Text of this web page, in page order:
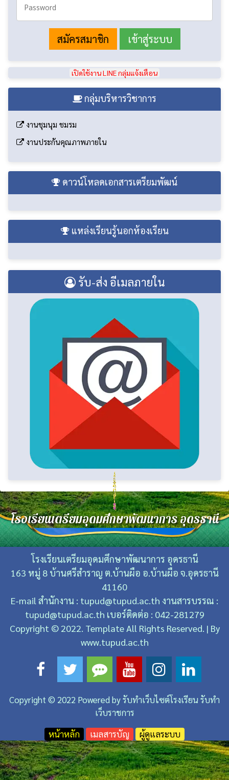
สมัครสมาชิก
เปิดใช้งาน LINE กลุ่มแจ้งเตือน
กลุ่มบริหารวิชาการ
งานชุมนุม ชมรม
งานประกันคุณภาพภายใน
ดาวน์โหลดเอกสารเตรียมพัฒน์
แหล่งเรียนรู้นอกห้องเรียน
รับ-ส่ง อีเมลภายใน
โรงเรียนเตรียมอุดมศึกษาพัฒนาการ อุดรธานี
โรงเรียนเตรียมอุดมศึกษาพัฒนาการ อุดรธานี
163 หมู่ 8 บ้านศรีสําราญ ต.บ้านผือ อ.บ้านผือ จ.อุดรธานี
41160
E-mail สำนักงาน : tupud@tupud.ac.th งานสารบรรณ :
tupud@tupud.ac.th เบอร์ติดต่อ : 042-281279
Copyright © 2022. Template All Rights Reserved. | By
www.tupud.ac.th
Copyright © 2022 Powered byรับทำเว็บไซต์โรงเรียน รับทำ
เว็บราชการ
หน้าหลัก
เมลสารบัญ ผู้ดูแลระบบ